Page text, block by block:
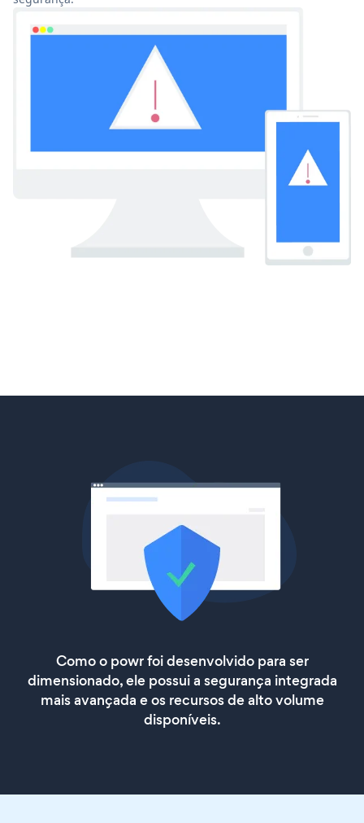
Como o powr foi desenvolvido para ser
dimensionado, ele possui a segurança integrada
mais avançada e os recursos de alto volume
disponíveis.